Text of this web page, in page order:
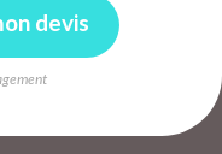
devis